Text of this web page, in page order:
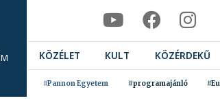
KÖZÉLET KULT KÖZÉRDEKŰ
#Pannon Egyetem #programajánló